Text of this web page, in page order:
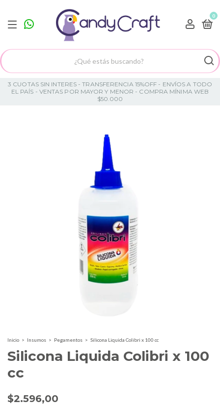
0
3 CUOTAS SIN INTERES - TRANSFERENCIA 15%OFF - ENVÍOS A TODO
EL PAÍS - VENTAS POR MAYOR Y MENOR - COMPRA MÍNIMA WEB
$50.000
Inicio > Insumos > Pegamentos > Silicona Liquida Colibri x 100 cc
Silicona Liquida Colibri x 100
cc
$2.596,00